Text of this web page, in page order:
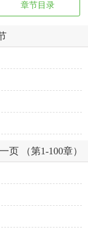
章节目录
页 （第1-100章）